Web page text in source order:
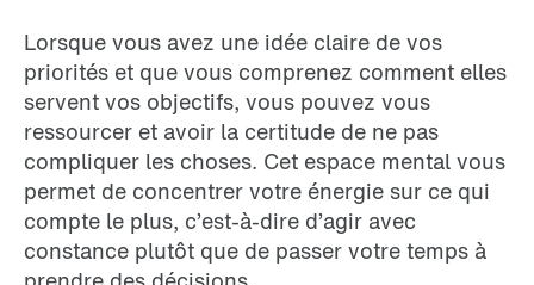
Lorsque vous avez une idée claire de vos
priorités et que vous comprenez comment elles
servent vos objectifs, vous pouvez vous
ressourcer et avoir la certitude de ne pas
compliquer les choses. Cet espace mental vous
permet de concentrer votre énergie sur ce qui
compte le plus, c’est-à-dire d’agir avec
constance plutôt que de passer votre temps à